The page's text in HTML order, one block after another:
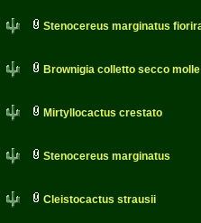
Stenocereus marginatus
Brownigia colletto secco molle
Mirtyllocactus crestato
Stenocereus marginatus
Cleistocactus strausii